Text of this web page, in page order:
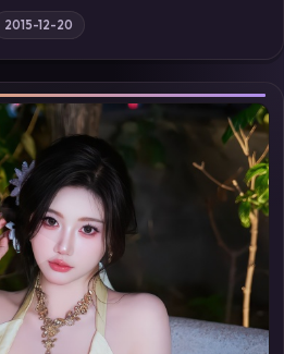
夜正面相撞；摄影与配乐强化地域气
费观看高清电视剧在线看」延展检索
在线追剧体验。
2015-12-20
▶